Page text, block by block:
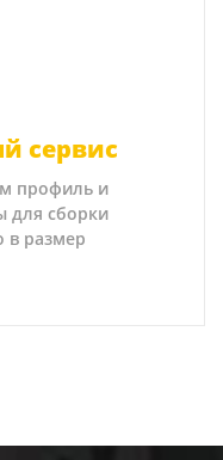
сервис
профиль и
для сборки
в размер